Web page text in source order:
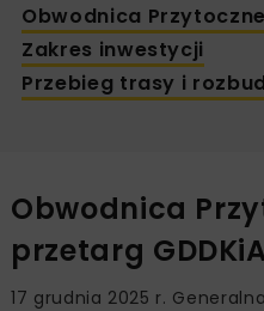
Obwodnica
Zakres inwestycji
Przebieg trasy i
Obwodnica
przetarg
17 grudnia 2025 r.